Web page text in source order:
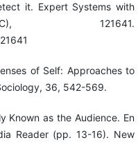
it. Expert Systems with
121641.
of Self: Approaches to
36, 542-569.
Known as the Audience. En
Reader (pp. 13-16). New